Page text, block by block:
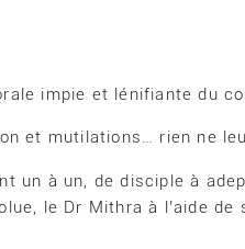
impie et lénifiante du
et mutilations… rien ne
un à un, de disciple à
le Dr Mithra à l’aide de